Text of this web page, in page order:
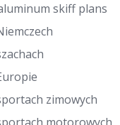
skiff plans
zimowych